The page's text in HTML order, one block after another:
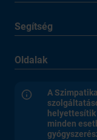
Segítség
Oldalak
A
minden